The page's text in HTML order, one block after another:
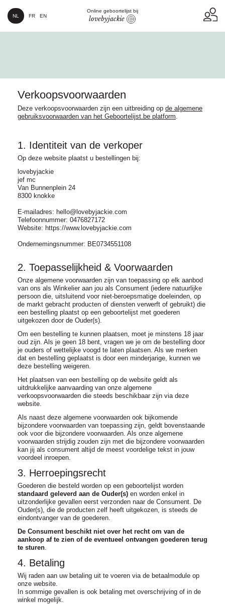
NL FR EN
Online geboortelijst bij
lovebyjackie
Verkoopsvoorwaarden
Deze verkoopsvoorwaarden zijn een uitbreiding op de algemene
gebruiksvoorwaarden van het Geboortelijst.be platform
1. Identiteit van de verkoper
Op deze website plaatst u bestellingen bij:
lovebyjackie
jef mc
Van Bunnenplein 24
8300 knokke
E-mailadres: hello@lovebyjackie.com
Telefoonnummer: 0476827172
Website: https://www.lovebyjackie.com
Ondernemingsnummer: BE0734551108
2. Toepasselijkheid & Voorwaarden
Onze algemene voorwaarden zijn van toepassing op elk aanbod
van ons als Winkelier aan jou als Consument (iedere natuurlijke
persoon die, uitsluitend voor niet-beroepsmatige doeleinden, op
de markt gebracht producten of diensten verwerft of gebruikt) die
een bestelling plaatst op een geboortelijst met goederen
uitgekozen door de Ouder(s).
Om een bestelling te kunnen plaatsen, moet je minstens 18 jaar
oud zijn. Als je geen 18 bent, vragen we je om de bestelling door
je ouders of wettelijke voogd te laten plaatsen. Als we merken
dat en bestelling geplaatst is door een minderjarige, kunnen we
deze bestelling weigeren.
Het plaatsen van een bestelling op de website geldt als
uitdrukkelijke aanvaarding van onze algemene
verkoopsvoorwaarden die steeds beschikbaar zijn via deze
website.
Als naast deze algemene voorwaarden ook bijkomende
bijzondere voorwaarden van toepassing zijn, geldt bovenstaande
ook voor die bijzondere voorwaarden. Als onze algemene
voorwaarden strijdig zouden zijn met die bijzondere voorwaarden
kan jij als consument altijd de meest voordelige tekst in jouw
voordeel inroepen.
3. Herroepingsrecht
Goederen die besteld worden op een geboortelijst worden
standaard geleverd aan de Ouder(s) en worden enkel in
uitzonderlijke gevallen eerst verzonden naar de Consument. De
Ouder(s), die de producten zelf heeft uitgekozen, is steeds de
eindontvanger van de goederen.
De Consument beschikt niet over het recht om van de
aankoop af te zien of de eventueel ontvangen goederen terug
te sturen.
4. Betaling
Wij raden aan uw betaling uit te voeren via de betaalmodule op
onze website.
In sommige gevallen is ook betaling met overschrijving of in de
winkel mogelijk.